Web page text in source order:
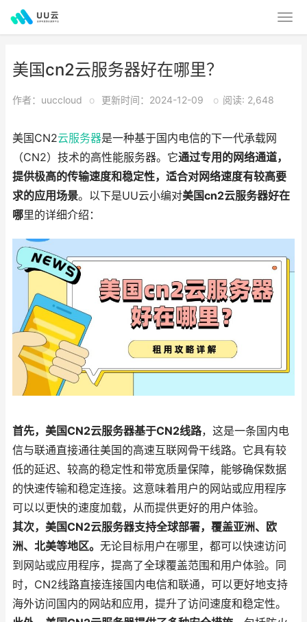
美国cn2云服务器好在哪里？
作者：uuccloud o 更新时间：2024-12-09 o 阅读: 2,648
美国CN2云服务器是一种基于国内电信的下一代承载网
（CN2）技术的高性能服务器。它通过专用的网络通道，
提供极高的传输速度和稳定性，适合对网络速度有较高要
求的应用场景。以下是UU云小编对美国cn2云服务器好在
哪里的详细介绍：
首先，美国CN2云服务器基于CN2线路，这是一条国内电
信与联通直接通往美国的高速互联网骨干线路。它具有较
低的延迟、较高的稳定性和带宽质量保障，能够确保数据
的快速传输和稳定连接。这意味着用户的网站或应用程序
可以以更快的速度加载，从而提供更好的用户体验。
其次，美国CN2云服务器支持全球部署，覆盖亚洲、欧
洲、北美等地区。 无论目标用户在哪里，都可以快速访问
到网站或应用程序，提高了全球覆盖范围和用户体验。同
时，CN2线路直接连接国内电信和联通，可以更好地支持
海外访问国内的网站和应用，提升了访问速度和稳定性。